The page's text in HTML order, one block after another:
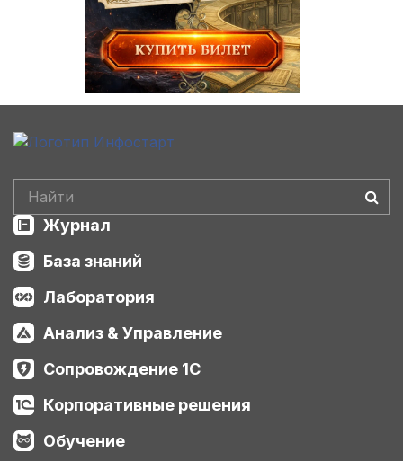
Журнал
База знаний
Лаборатория
Анализ & Управление
Сопровождение 1С
Корпоративные решения
Обучение